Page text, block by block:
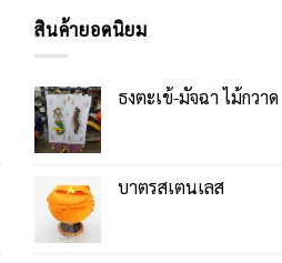
สินค้ายอดนิยม
ธงตะเข้-มัจฉา ไม้กวาด
บาตรสเตนเลส